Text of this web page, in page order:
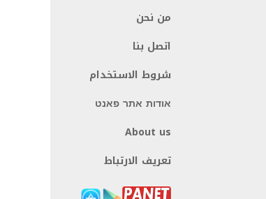
من نحن
اتصل بنا
شروط الاستخدام
אודות אתר פאנט
About us
تعريف الارتباط